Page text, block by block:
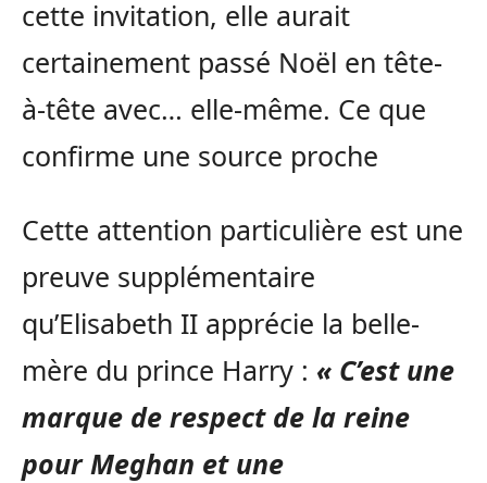
cette invitation, elle aurait
certainement passé Noël en tête-
à-tête avec… elle-même. Ce que
confirme une source proche
Cette attention particulière est une
preuve supplémentaire
qu’Elisabeth II apprécie la belle-
mère du prince Harry : « C’est une
marque de respect de la reine
pour Meghan et une